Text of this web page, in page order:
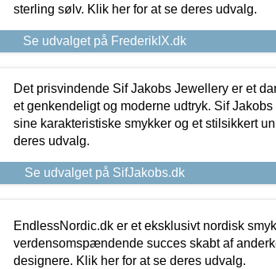
sterling sølv. Klik her for at se deres udvalg.
Se udvalget på FrederikIX.dk
Det prisvindende Sif Jakobs Jewellery er et
et genkendeligt og moderne udtryk. Sif
sine karakteristiske smykker og et stilsikkert
deres udvalg.
Se udvalget på SifJakobs.dk
EndlessNordic.dk er et eksklusivt nordisk
verdensomspændende succes skabt af
designere. Klik her for at se deres udvalg.